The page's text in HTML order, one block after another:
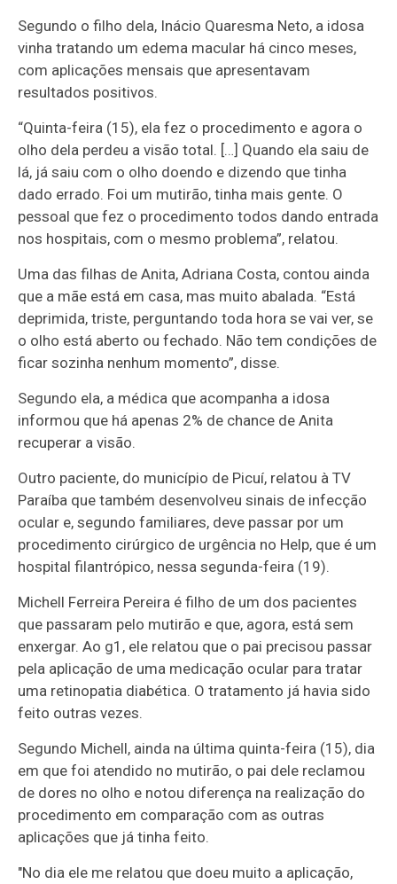
Segundo o filho dela, Inácio Quaresma Neto, a idosa
vinha tratando um edema macular há cinco meses,
com aplicações mensais que apresentavam
resultados positivos.
“Quinta-feira (15), ela fez o procedimento e agora o
olho dela perdeu a visão total. […] Quando ela saiu de
lá, já saiu com o olho doendo e dizendo que tinha
dado errado. Foi um mutirão, tinha mais gente. O
pessoal que fez o procedimento todos dando entrada
nos hospitais, com o mesmo problema”, relatou.
Uma das filhas de Anita, Adriana Costa, contou ainda
que a mãe está em casa, mas muito abalada. “Está
deprimida, triste, perguntando toda hora se vai ver, se
o olho está aberto ou fechado. Não tem condições de
ficar sozinha nenhum momento”, disse.
Segundo ela, a médica que acompanha a idosa
informou que há apenas 2% de chance de Anita
recuperar a visão.
Outro paciente, do município de Picuí, relatou à TV
Paraíba que também desenvolveu sinais de infecção
ocular e, segundo familiares, deve passar por um
procedimento cirúrgico de urgência no Help, que é um
hospital filantrópico, nessa segunda-feira (19).
Michell Ferreira Pereira é filho de um dos pacientes
que passaram pelo mutirão e que, agora, está sem
enxergar. Ao g1, ele relatou que o pai precisou passar
pela aplicação de uma medicação ocular para tratar
uma retinopatia diabética. O tratamento já havia sido
feito outras vezes.
Segundo Michell, ainda na última quinta-feira (15), dia
em que foi atendido no mutirão, o pai dele reclamou
de dores no olho e notou diferença na realização do
procedimento em comparação com as outras
aplicações que já tinha feito.
"No dia ele me relatou que doeu muito a aplicação,